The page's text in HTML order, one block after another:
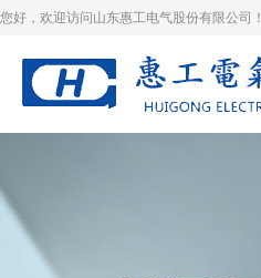
您好，欢迎访问山东惠工电气股份有限公司！